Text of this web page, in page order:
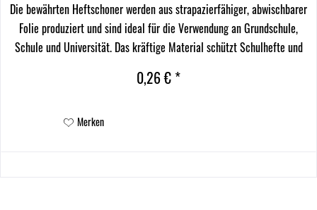
Die bewährten Heftschoner werden aus strapazierfähiger, abwischbarer
Folie produziert und sind ideal für die Verwendung an Grundschule,
Schule und Universität. Das kräftige Material schützt Schulhefte und
0,26 € *
Merken